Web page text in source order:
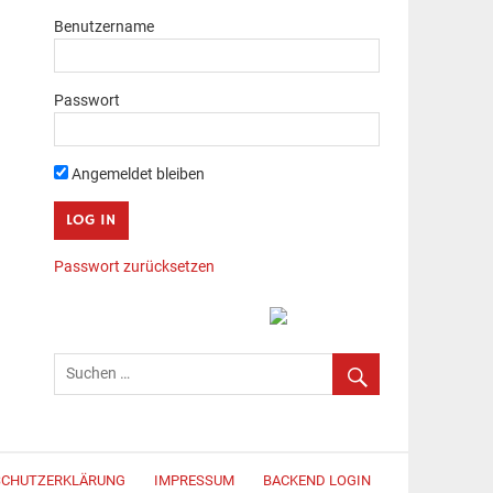
Benutzername
Passwort
Angemeldet bleiben
Passwort zurücksetzen
IMPRESSUM BACKEND LOGIN